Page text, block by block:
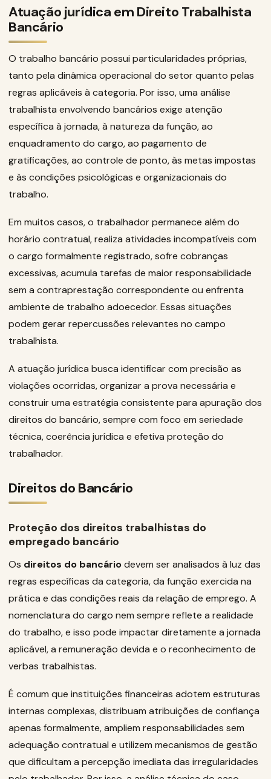
Atuação jurídica em Direito Trabalhista
Bancário
O trabalho bancário possui particularidades próprias,
tanto pela dinâmica operacional do setor quanto pelas
regras aplicáveis à categoria. Por isso, uma análise
trabalhista envolvendo bancários exige atenção
específica à jornada, à natureza da função, ao
enquadramento do cargo, ao pagamento de
gratificações, ao controle de ponto, às metas impostas
e às condições psicológicas e organizacionais do
trabalho.
Em muitos casos, o trabalhador permanece além do
horário contratual, realiza atividades incompatíveis com
o cargo formalmente registrado, sofre cobranças
excessivas, acumula tarefas de maior responsabilidade
sem a contraprestação correspondente ou enfrenta
ambiente de trabalho adoecedor. Essas situações
podem gerar repercussões relevantes no campo
trabalhista.
A atuação jurídica busca identificar com precisão as
violações ocorridas, organizar a prova necessária e
construir uma estratégia consistente para apuração dos
direitos do bancário, sempre com foco em seriedade
técnica, coerência jurídica e efetiva proteção do
trabalhador.
Direitos do Bancário
Proteção dos direitos trabalhistas do
empregado bancário
Os direitos do bancáriodevem ser analisados à luz das
regras específicas da categoria, da função exercida na
prática e das condições reais da relação de emprego. A
nomenclatura do cargo nem sempre reflete a realidade
do trabalho, e isso pode impactar diretamente a jornada
aplicável, a remuneração devida e o reconhecimento de
verbas trabalhistas.
É comum que instituições financeiras adotem estruturas
internas complexas, distribuam atribuições de confiança
apenas formalmente, ampliem responsabilidades sem
adequação contratual e utilizem mecanismos de gestão
que dificultam a percepção imediata das irregularidades